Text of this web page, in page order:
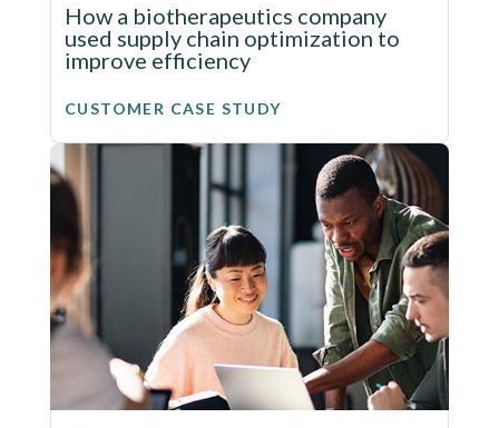
How a biotherapeutics company
used supply chain optimization to
improve efficiency
CUSTOMER CASE STUDY